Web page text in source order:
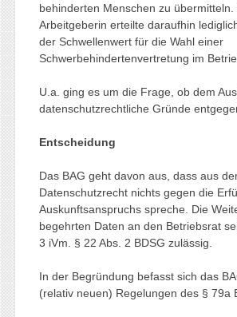
behinderten Menschen zu übermitteln.
Arbeitgeberin erteilte daraufhin
der Schwellenwert für die Wahl einer
Schwerbehindertenvertretung im
U.a. ging es um die Frage, ob dem
datenschutzrechtliche Gründe
Entscheidung
Das BAG geht davon aus, dass aus
Datenschutzrecht nichts gegen die
Auskunftsanspruchs spreche. Die
begehrten Daten an den Betriebsrat
3 iVm. § 22 Abs. 2 BDSG zulässig.
In der Begründung befasst sich das
(relativ neuen) Regelungen des § 79a